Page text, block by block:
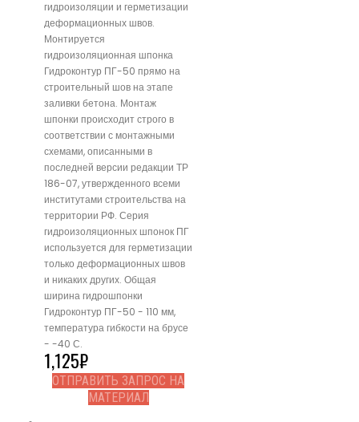
гидроизоляции и герметизации
деформационных швов.
Монтируется
гидроизоляционная шпонка
Гидроконтур ПГ-50 прямо на
строительный шов на этапе
заливки бетона. Монтаж
шпонки происходит строго в
соответствии с монтажными
схемами, описанными в
последней версии редакции ТР
186-07, утвержденного всеми
институтами строительства на
территории РФ. Серия
гидроизоляционных шпонок ПГ
используется для герметизации
только деформационных швов
и никаких других. Общая
ширина гидрошпонки
Гидроконтур ПГ-50 - 110 мм,
температура гибкости на брусе
- -40 С.
1,125₽
ОТПРАВИТЬ ЗАПРОС НА
МАТЕРИАЛ